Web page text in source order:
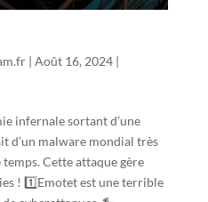
| Août 16, 2024|
infernale sortant d’une
d’un malware mondial très
Cette attaque gère
! 1️⃣Emotet est une terrible